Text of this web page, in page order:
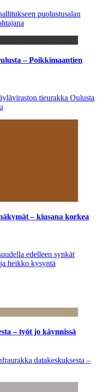
puolustusalan
– Poikkimaantien
tieurakka Oulusta
– kiusana korkea
edelleen synkät
heikko kysyntä
– työt jo käynnissä
datakeskuksesta –